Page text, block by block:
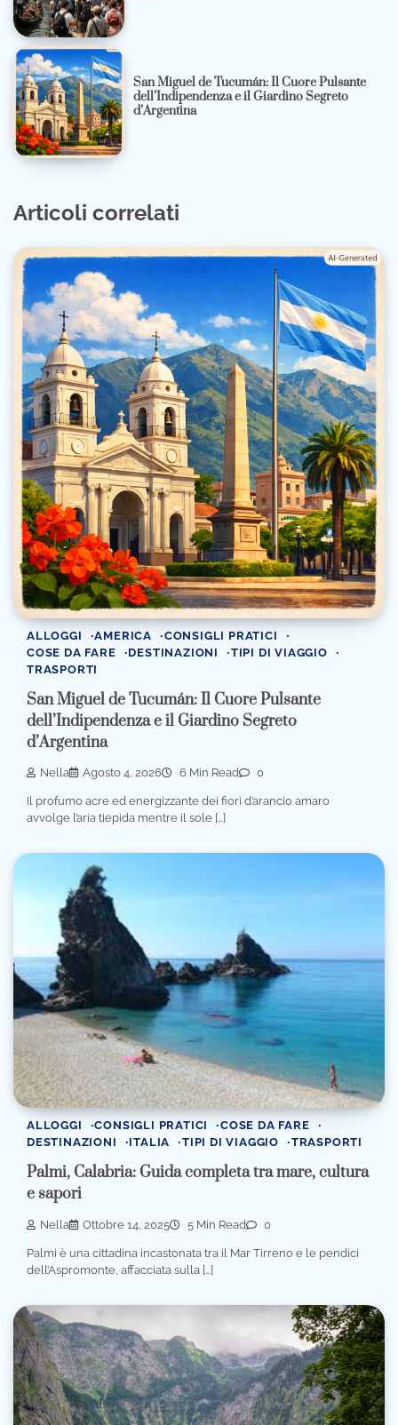
San Miguel de Tucumán: Il Cuore Pulsante
dell’Indipendenza e il Giardino Segreto
d’Argentina
Articoli correlati
ALLOGGI AMERICA
CONSIGLI PRATICI
COSE DA FARE
DESTINAZIONI
TIPI DI VIAGGIO
TRASPORTI
San Miguel de Tucumán: Il Cuore Pulsante
dell’Indipendenza e il Giardino Segreto
d’Argentina
Nella Agosto 4, 2026 6 Min Read 0
Il profumo acre ed energizzante dei fiori d’arancio amaro
avvolge l’aria tiepida mentre il sole […]
ALLOGGI CONSIGLI PRATICI
COSE DA FARE
DESTINAZIONI
ITALIA TIPI DI VIAGGIO TRASPORTI
Palmi, Calabria: Guida completa tra mare, cultura
e sapori
Nella Ottobre 14, 2025 5 Min Read 0
Palmi è una cittadina incastonata tra il Mar Tirreno e le pendici
dell’Aspromonte, affacciata sulla […]